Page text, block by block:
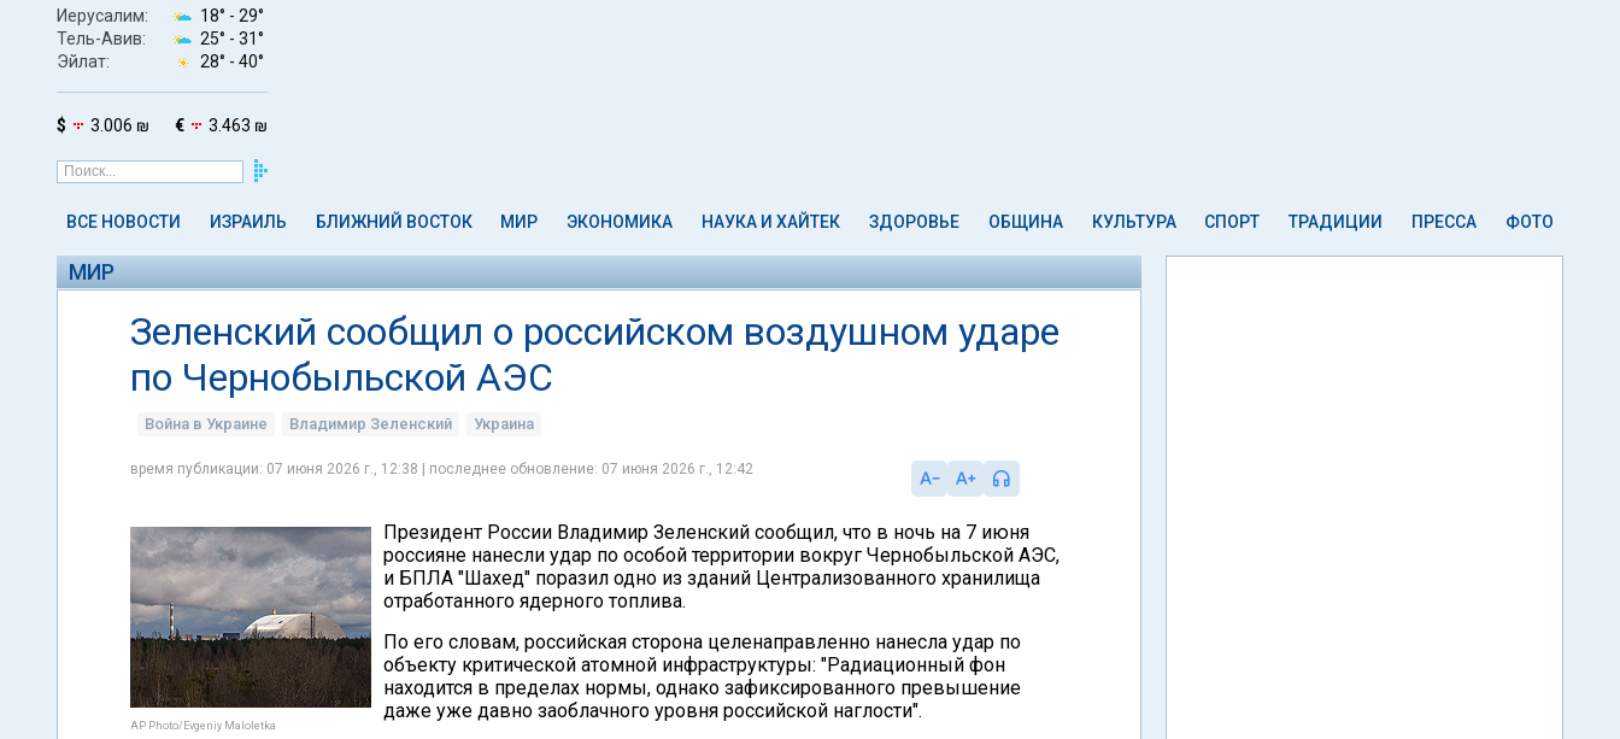
Иерусалим: 18° - 29°
Тель-Авив:
25° - 31°
Эйлат:
28° - 40°
$ 3.006 ₪ € 3.463 ₪
ВСЕ НОВОСТИ ИЗРАИЛЬ БЛИЖНИЙ ВОСТОК МИР ЭКОНОМИКА НАУКА И ХАЙТЕК ЗДОРОВЬЕ ОБЩИНА КУЛЬТУРА СПОРТ ТРАДИЦИИ ПРЕССА ФОТО
МИР
Зеленский сообщил о российском воздушном ударе
по Чернобыльской АЭС
Война в Украине Владимир Зеленский Украина
время публикации: 07 июня 2026 г., 12:38 | последнее обновление: 07 июня 2026 г., 12:42
AP Photo/Evgeniy Maloletka
Президент России Владимир Зеленский сообщил, что в ночь на 7 июня
россияне нанесли удар по особой территории вокруг Чернобыльской АЭС,
и БПЛА "Шахед" поразил одно из зданий Централизованного хранилища
отработанного ядерного топлива.
По его словам, российская сторона целенаправленно нанесла удар по
объекту критической атомной инфраструктуры: "Радиационный фон
находится в пределах нормы, однако зафиксированного превышение
даже уже давно заоблачного уровня российской наглости".